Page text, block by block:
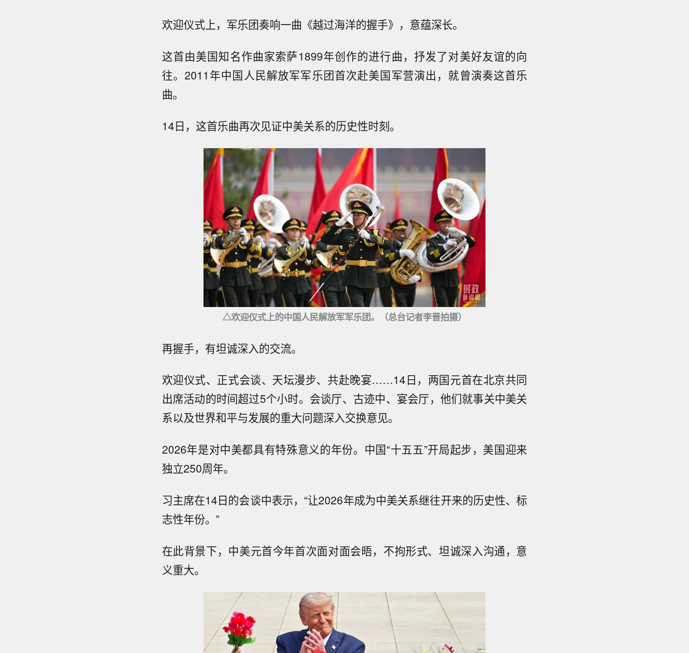
欢迎仪式上，军乐团奏响一曲《越过海洋的握手》，意蕴深长。
这首由美国知名作曲家索萨1899年创作的进行曲，抒发了对美好友谊的向
往。2011年中国人民解放军军乐团首次赴美国军营演出，就曾演奏这首乐
曲。
14日，这首乐曲再次见证中美关系的历史性时刻。
△欢迎仪式上的中国人民解放军军乐团。（总台记者李晋拍摄）
再握手，有坦诚深入的交流。
欢迎仪式、正式会谈、天坛漫步、共赴晚宴……14日，两国元首在北京共同
出席活动的时间超过5个小时。会谈厅、古迹中、宴会厅，他们就事关中美关
系以及世界和平与发展的重大问题深入交换意见。
2026年是对中美都具有特殊意义的年份。中国“十五五”开局起步，美国迎来
独立250周年。
习主席在14日的会谈中表示，“让2026年成为中美关系继往开来的历史性、标
志性年份。”
在此背景下，中美元首今年首次面对面会晤，不拘形式、坦诚深入沟通，意
义重大。